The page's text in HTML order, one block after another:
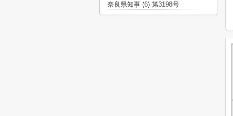
奈良県知事 (6) 第3198号